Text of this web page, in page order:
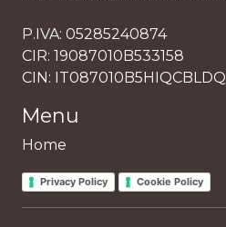
P.IVA: 05285240874
CIR: 19087010B533158
CIN: IT087010B5HIQCBLDQ
Menu
Home
Privacy Policy Cookie Policy